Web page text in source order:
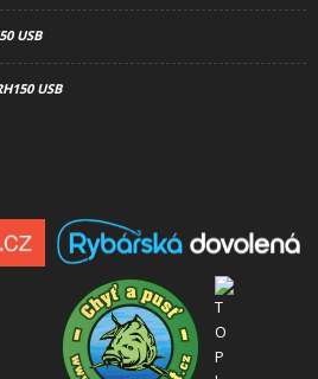
USB
USB